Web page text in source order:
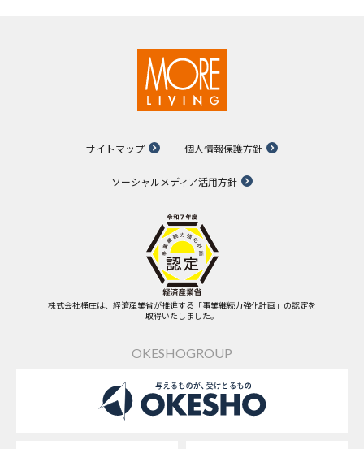
サイトマップ 個人情報保護方針
ソーシャルメディア活用方針
株式会社桶庄は、経済産業省が推進する「事業継続力強化計画」の認定を
取得いたしました。
OKESHOGROUP